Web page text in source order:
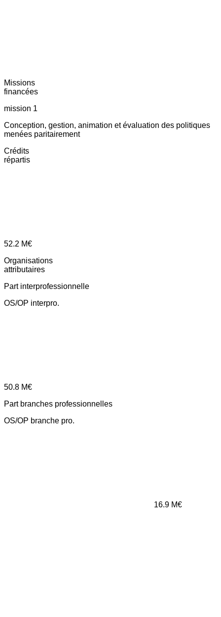
Missions
financées
mission 1
Conception, gestion, animation et évaluation des politiques
menées paritairement
Crédits
répartis
52.2 M€
Organisations
attributaires
Part interprofessionnelle
OS/OP interpro.
50.8 M€
Part branches professionnelles
OS/OP branche pro.
16.9 M€